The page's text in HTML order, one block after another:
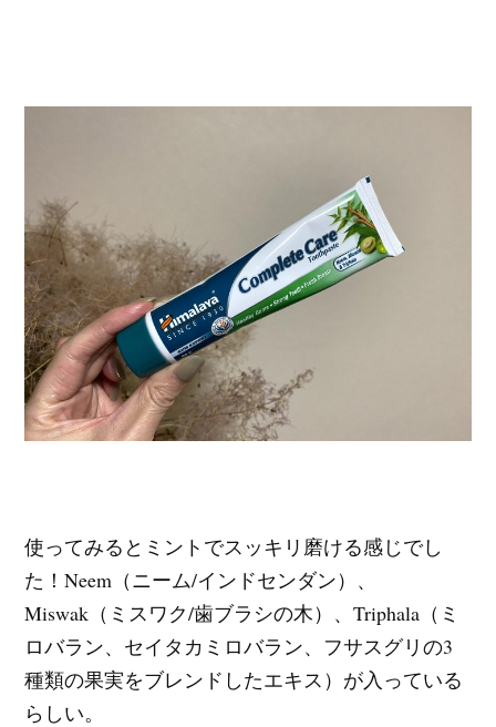
使ってみるとミントでスッキリ磨ける感じでし
た！Neem（ニーム/インドセンダン）、
Miswak（ミスワク/歯ブラシの木）、Triphala（ミ
ロバラン、セイタカミロバラン、フサスグリの3
種類の果実をブレンドしたエキス）が入っている
らしい。